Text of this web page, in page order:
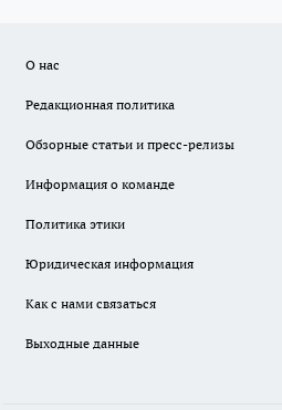
О нас
Редакционная политика
Обзорные статьи и пресс-релизы
Информация о команде
Политика этики
Юридическая информация
Как с нами связаться
Выходные данные